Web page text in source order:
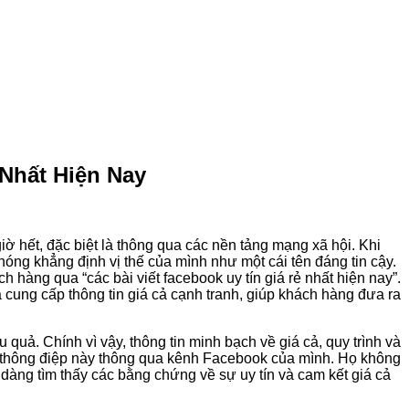
Hiện Nay
hết, đặc biệt là thông qua các nền tảng mạng xã hội. Khi
khẳng định vị thế của mình như một cái tên đáng tin cậy.
qua “các bài viết facebook uy tín giá rẻ nhất hiện nay”.
cấp thông tin giá cả cạnh tranh, giúp khách hàng đưa ra
Chính vì vậy, thông tin minh bạch về giá cả, quy trình và
điệp này thông qua kênh Facebook của mình. Họ không
tìm thấy các bằng chứng về sự uy tín và cam kết giá cả